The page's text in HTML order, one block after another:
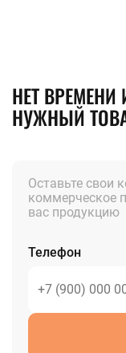
НЕТ ВРЕМЕНИ
НУЖНЫЙ
Оставьте
коммерческое
вас продукцию
Телефон